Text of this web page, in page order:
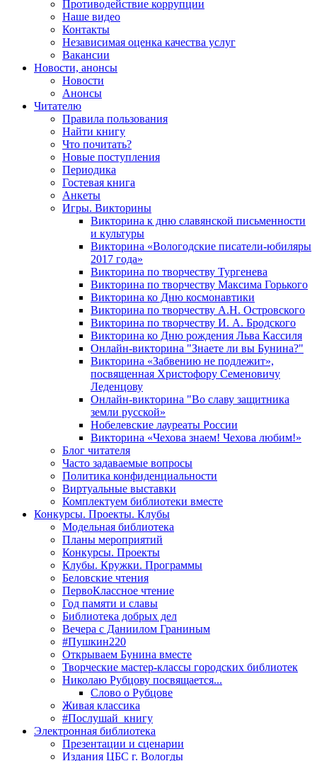
Противодействие коррупции
Наше видео
Контакты
Независимая оценка качества услуг
Вакансии
Новости, анонсы
Новости
Анонсы
Читателю
Правила пользования
Найти книгу
Что почитать?
Новые поступления
Периодика
Гостевая книга
Анкеты
Игры. Викторины
Викторина к дню славянской письменности
и культуры
Викторина «Вологодские писатели-юбиляры
2017 года»
Викторина по творчеству Тургенева
Викторина по творчеству Максима Горького
Викторина ко Дню космонавтики
Викторина по творчеству А.Н. Островского
Викторина по творчеству И. А. Бродского
Викторина ко Дню рождения Льва Кассиля
Онлайн-викторина "Знаете ли вы Бунина?"
Викторина «Забвению не подлежит»,
посвященная Христофору Семеновичу
Леденцову
Онлайн-викторина "Во славу защитника
земли русской»
Нобелевские лауреаты России
Викторина «Чехова знаем! Чехова любим!»
Блог читателя
Часто задаваемые вопросы
Политика конфиденциальности
Виртуальные выставки
Комплектуем библиотеки вместе
Конкурсы. Проекты. Клубы
Модельная библиотека
Планы мероприятий
Конкурсы. Проекты
Клубы. Кружки. Программы
Беловские чтения
ПервоКлассное чтение
Год памяти и славы
Библиотека добрых дел
Вечера с Даниилом Граниным
#Пушкин220
Открываем Бунина вместе
Творческие мастер-классы городских библиотек
Николаю Рубцову посвящается...
Слово о Рубцове
Живая классика
#Послушай_книгу
Электронная библиотека
Презентации и сценарии
Издания ЦБС г. Вологды